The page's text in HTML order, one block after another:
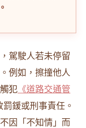
駕駛人若未停留
例如，擦撞他人
犯 《道路交通管
罰鍰或刑事責任。
因「不知情」而